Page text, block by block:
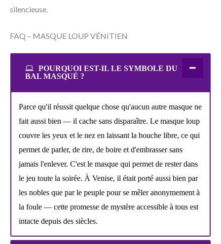
silencieuse.
FAQ – MASQUE LOUP VÉNITIEN
POURQUOI EST-IL LE SYMBOLE DU
BAL MASQUÉ ?
Parce qu'il réussit quelque chose qu'aucun autre masque ne
fait aussi bien — il cache sans disparaître. Le masque loup
couvre les yeux et le nez en laissant la bouche libre, ce qui
permet de parler, de rire, de boire et d'embrasser sans
jamais l'enlever. C'est le masque qui permet de rester dans
le jeu toute la soirée. À Venise, il était porté aussi bien par
les nobles que par le peuple pour se mêler anonymement à
la foule — cette promesse de mystère accessible à tous est
intacte depuis des siècles.